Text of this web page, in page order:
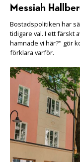
Messiah
Bostadspolitiken har
tidigare val. I ett färskt
hamnade vi här?" gör
förklara varför.